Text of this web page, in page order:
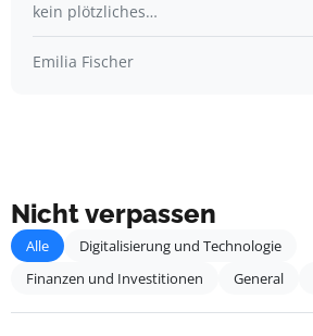
kein plötzliches…
Emilia Fischer
Nicht verpassen
Alle
Digitalisierung und Technologie
Finanzen und Investitionen
General